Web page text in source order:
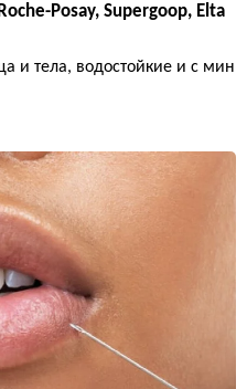
Posay, Supergoop, Elta
и тела, водостойкие и с мин